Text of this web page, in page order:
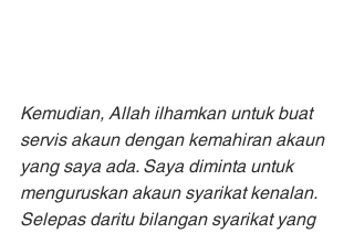
Kemudian, Allah ilhamkan untuk buat
servis akaun dengan kemahiran akaun
yang saya ada. Saya diminta untuk
menguruskan akaun syarikat kenalan.
Selepas daritu bilangan syarikat yang